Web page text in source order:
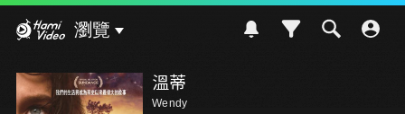
瀏覽
溫蒂
Wendy